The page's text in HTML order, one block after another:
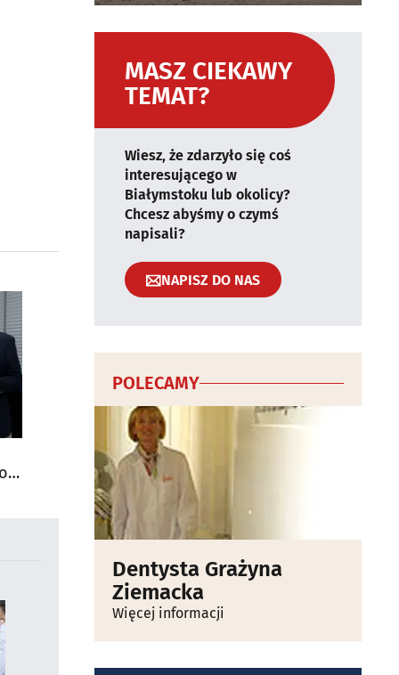
MASZ CIEKAWY
TEMAT?
Wiesz, że zdarzyło się coś
interesującego w
Białymstoku lub okolicy?
Chcesz abyśmy o czymś
napisali?
NAPISZ DO NAS
POLECAMY
Dentysta Grażyna
Ziemacka
Więcej informacji